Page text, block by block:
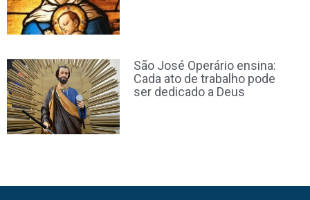
São José Operário ensina:
Cada ato de trabalho pode
ser dedicado a Deus